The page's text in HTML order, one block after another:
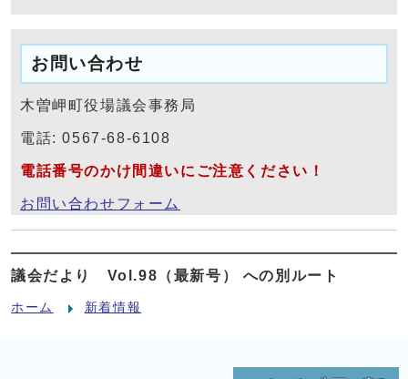
お問い合わせ
木曽岬町役場議会事務局
電話: 0567-68-6108
電話番号のかけ間違いにご注意ください！
お問い合わせフォーム
議会だより Vol.98（最新号） への別ルート
ホーム 新着情報